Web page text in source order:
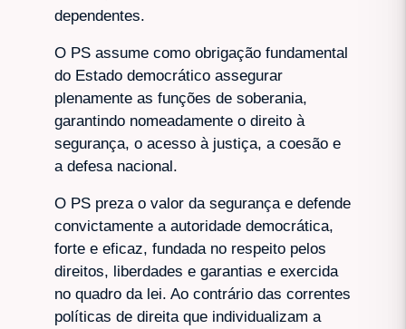
dependentes.
O PS assume como obrigação fundamental
do Estado democrático assegurar
plenamente as funções de soberania,
garantindo nomeadamente o direito à
segurança, o acesso à justiça, a coesão e
a defesa nacional.
O PS preza o valor da segurança e defende
convictamente a autoridade democrática,
forte e eficaz, fundada no respeito pelos
direitos, liberdades e garantias e exercida
no quadro da lei. Ao contrário das correntes
políticas de direita que individualizam a